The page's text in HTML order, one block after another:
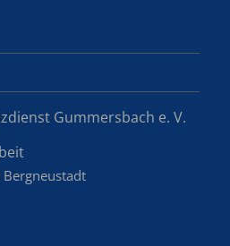
Gummersbach e. V.